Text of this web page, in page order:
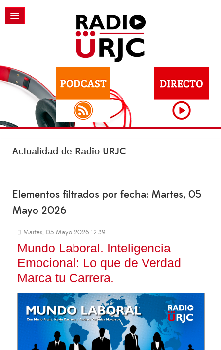
Actualidad de Radio URJC
Elementos filtrados por fecha: Martes, 05
Mayo 2026
Martes, 05 Mayo 2026 12:39
Mundo Laboral. Inteligencia
Emocional: Lo que de Verdad
Marca tu Carrera.